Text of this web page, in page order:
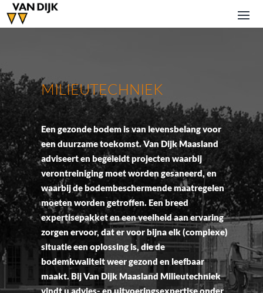
MILIEUTECHNIEK
Een gezonde bodem is van levensbelang voor
een duurzame toekomst. Van Dijk Maasland
adviseert en begeleidt projecten waarbij
verontreiniging moet worden gesaneerd, en
waarbij de bodembeschermende maatregelen
moeten worden getroffen. Een breed
expertisepakket en een veelheid aan ervaring
zorgen ervoor, dat er voor bijna elk (complexe)
situatie een oplossing is, die de
bodemkwaliteit weer gezond en leefbaar
maakt. Bij Van Dijk Maasland Milieutechniek